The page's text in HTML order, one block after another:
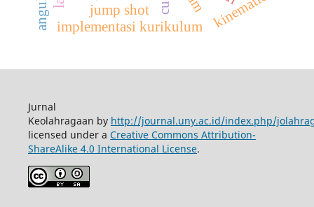
jump shot
implementasi kurikulum
Jurnal
Keolahragaan by http://journal.uny.ac.id/index.php/
licensed under a Creative Commons Attribution-
ShareAlike 4.0 International License.